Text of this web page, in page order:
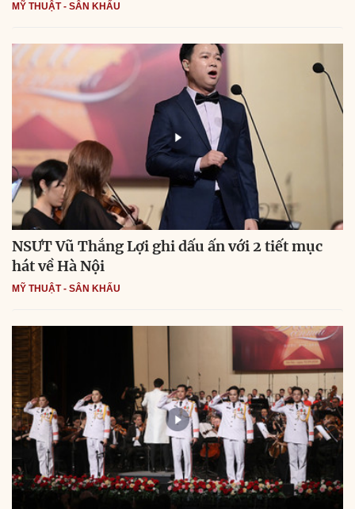
MỸ THUẬT - SÂN KHẤU
MỸ THUẬT - SÂN KHẤU
NSƯT Vũ Thắng Lợi ghi dấu ấn với 2 tiết mục
hát về Hà Nội